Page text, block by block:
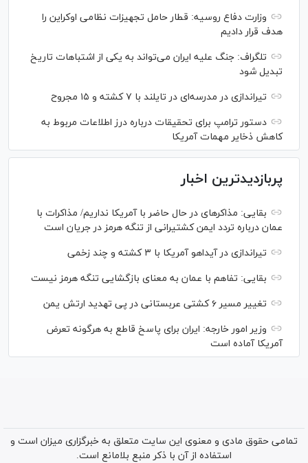
وزارت دفاع روسیه: قطار حامل تجهیزات نظامی اوکراین را
هدف قرار دادیم
تلگراف: جنگ علیه ایران می‌تواند به یکی از اشتباهات تاریخ
تبدیل شود
تیراندازی در مدرسه‌ای در تایلند با ۷ کشته و ۱۵ مجروح
دستور ترامپ برای تحقیقات درباره درز اطلاعات مربوط به
کاهش ذخایر مهمات آمریکا
پربازدیدترین اخبار
بقایی: مذاکره‎ای در حال حاضر با آمریکا نداریم/ مذاکرات با
عمان درباره تردد ایمن کشتیرانی از تنگه هرمز در جریان است
تیراندازی در آیداهو آمریکا با ۳ کشته و چند زخمی
بقایی: تفاهم با عمان به معنای بازگشایی تنگه هرمز نیست
تغییر مسیر ۶ کشتی عربستانی در پی تهدید ارتش یمن
وزیر امور خارجه: ایران برای پاسخ قاطع به هرگونه تعرض
آمریکا آماده است
تمامی حقوق مادی و معنوی این سایت متعلق به خبرگزاری میزان است و
استفاده از آن با ذکر منبع بلامانع است.